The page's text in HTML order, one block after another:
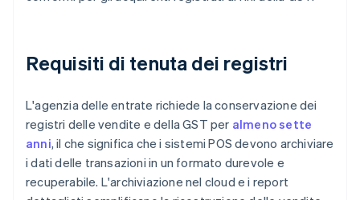
Requisiti di tenuta dei registri
L'agenzia delle entrate richiede la conservazione dei
registri delle vendite e della GST per almeno sette
anni, il che significa che i sistemi POS devono archiviare
i dati delle transazioni in un formato durevole e
recuperabile. L'archiviazione nel cloud e i report